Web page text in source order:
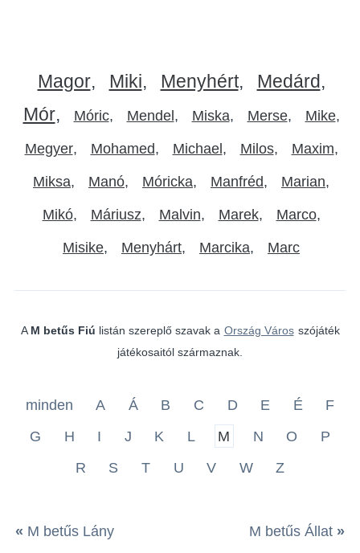
Magor Miki Menyhért
Medárd
Mór
Móric Mendel Miska Merse Mike
Megyer Mohamed Michael Milos Maxim
Miksa Manó Móricka Manfréd Marian
Mikó Máriusz Malvin Marek Marco
Misike Menyhárt Marcika Marc
A M betűs Fiú listán szereplő szavak a Ország Város szójáték
játékosaitól származnak.
minden A Á B C D E É
F
G
H I J K L M N O
P
R
S T U V W Z
« M betűs Lány M betűs Állat »